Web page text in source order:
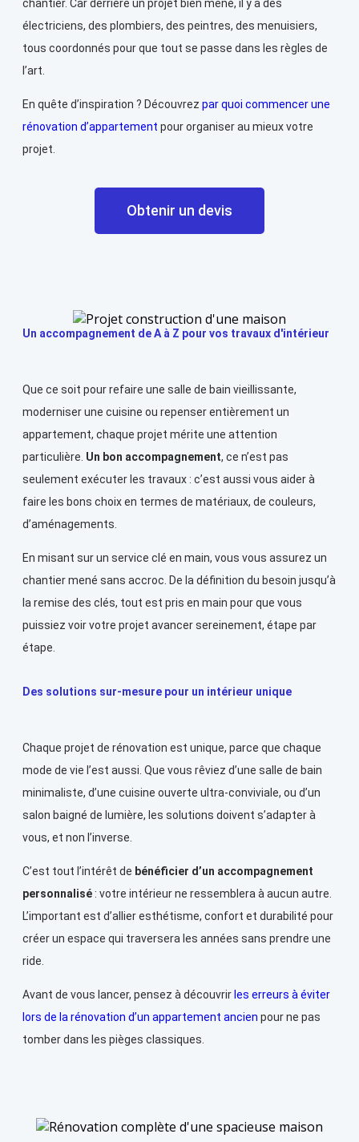
chantier. Car derrière un projet bien mené, il y a des
électriciens, des plombiers, des peintres, des menuisiers,
tous coordonnés pour que tout se passe dans les règles de
l’art.
En quête d’inspiration ? Découvrez par quoi commencer une
rénovation d’appartement pour organiser au mieux votre
projet.
Obtenir un devis
Un accompagnement de A à Z pour vos travaux d'intérieur
Que ce soit pour refaire une salle de bain vieillissante,
moderniser une cuisine ou repenser entièrement un
appartement, chaque projet mérite une attention
particulière. Un bon accompagnement, ce n’est pas
seulement exécuter les travaux : c’est aussi vous aider à
faire les bons choix en termes de matériaux, de couleurs,
d’aménagements.
En misant sur un service clé en main, vous vous assurez un
chantier mené sans accroc. De la définition du besoin jusqu’à
la remise des clés, tout est pris en main pour que vous
puissiez voir votre projet avancer sereinement, étape par
étape.
Des solutions sur-mesure pour un intérieur unique
Chaque projet de rénovation est unique, parce que chaque
mode de vie l’est aussi. Que vous rêviez d’une salle de bain
minimaliste, d’une cuisine ouverte ultra-conviviale, ou d’un
salon baigné de lumière, les solutions doivent s’adapter à
vous, et non l’inverse.
C’est tout l’intérêt de bénéficier d’un accompagnement
personnalisé : votre intérieur ne ressemblera à aucun autre.
L’important est d’allier esthétisme, confort et durabilité pour
créer un espace qui traversera les années sans prendre une
ride.
Avant de vous lancer, pensez à découvrir les erreurs à éviter
lors de la rénovation d’un appartement ancien pour ne pas
tomber dans les pièges classiques.